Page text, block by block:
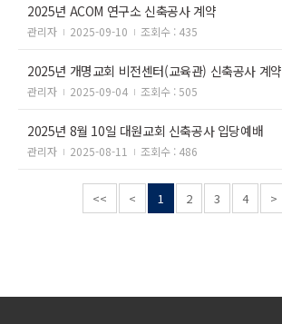
2025년 ACOM 연구소 신축공사 계약
관리자 2025-09-10 조회수 : 435
2025년 개명교회 비전센터(교육관) 신축공사 계약
관리자 2025-09-04 조회수 : 505
2025년 8월 10일 대원교회 신축공사 입당예배
관리자 2025-08-11 조회수 : 486
<< < 1 2 3 4 >